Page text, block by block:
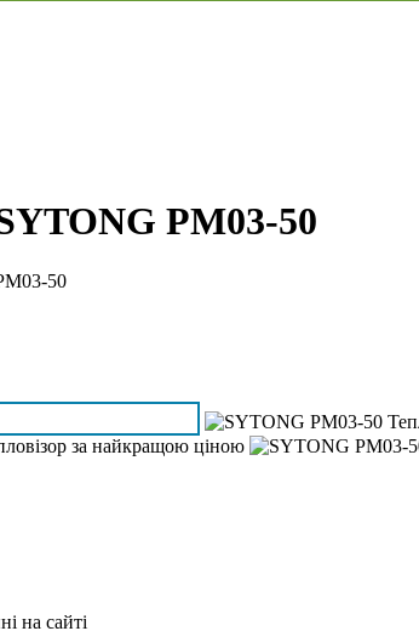
PM03-50
на сайті